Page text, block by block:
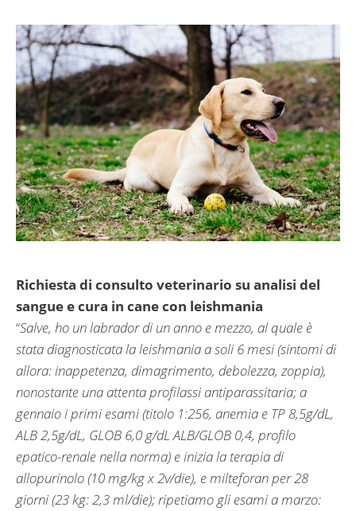
Richiesta di consulto veterinario su analisi del
sangue e cura in cane con leishmania
“Salve, ho un labrador di un anno e mezzo, al quale è
stata diagnosticata la leishmania a soli 6 mesi (sintomi di
allora: inappetenza, dimagrimento, debolezza, zoppia),
nonostante una attenta profilassi antiparassitaria; a
gennaio i primi esami (titolo 1:256, anemia e TP 8,5g/dL,
ALB 2,5g/dL, GLOB 6,0 g/dL ALB/GLOB 0,4, profilo
epatico-renale nella norma) e inizia la terapia di
allopurinolo (10 mg/kg x 2v/die), e milteforan per 28
giorni (23 kg: 2,3 ml/die); ripetiamo gli esami a marzo: